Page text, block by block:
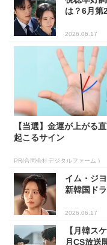
は？6月第
2026.06.17
【当選】金運が上がる
起こるサイン
PR(合同会社デジタルファーム )
イム・ジ
新韓国ド
2026.06.17
【月韓ス
月CS放送